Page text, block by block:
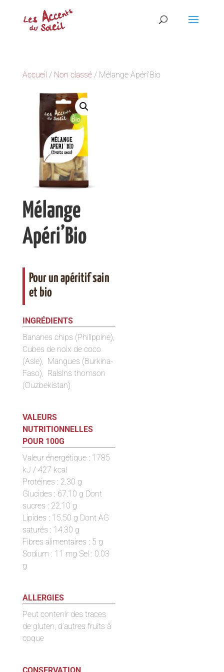
Accueil / Non classé/ Mélange Apéri’Bio
Mélange
Apéri’Bio
Pour un apéritif sain
et bio
INGRÉDIENTS
Bananes chips (Philippine),
Cubes de noix de coco
(Asie), Mangues (Burkina-
Faso), Raisins thomson
(Ouzbekistan)
VALEURS
NUTRITIONNELLES
POUR 100G
Valeur énergétique : 1785
kJ / 427 kcal
Protéines : 2.30 g
Glucides : 67.10 g Dont
sucres : 22.10 g
Lipides : 15.50 g Dont AG
saturés : 14.30 g
Fibres alimentaires : 5 g
Sodium : 11 mg Sel : 0.03
g
ALLERGIES
Peut contenir des traces
de gluten, d’autres fruits à
coque